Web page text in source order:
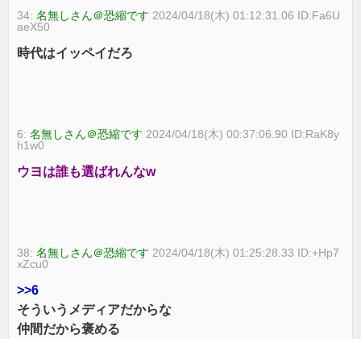
34:名無しさん＠恐縮です 2024/04/18(木) 01:12:31.06 ID:Fa6U
aeX50
時代はイッペイだろ
6:名無しさん＠恐縮です 2024/04/18(木) 00:37:06.90 ID:RaK8y
h1w0
ウヨは誰も選ばれんなw
38:名無しさん＠恐縮です 2024/04/18(木) 01:25:28.33 ID:+Hp7
xZcu0
>>6
そういうメディアだからな
仲間だから褒める